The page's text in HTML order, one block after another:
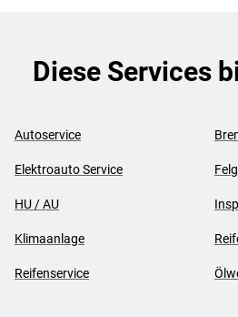
Diese Services
Autoservice
Elektroauto Service
HU / AU
Klimaanlage
Reifenservice